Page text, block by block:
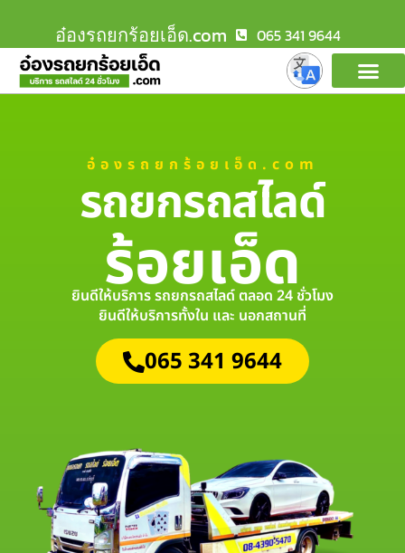
อ๋องรถยกร้อยเอ็ด.com 065 341 9644
อ๋องรถยกร้อยเอ็ด.com
รถยกรถสไลด์
ร้อยเอ็ด
ยินดีให้บริการ รถยกรถสไลด์ ตลอด 24 ชั่วโมง
ยินดีให้บริการทั้งใน และ นอกสถานที่
065 341 9644